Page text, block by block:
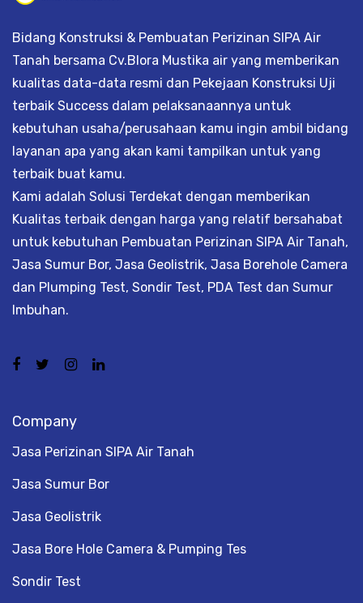
Bidang Konstruksi & Pembuatan Perizinan SIPA Air
Tanah bersama Cv.Blora Mustika air yang memberikan
kualitas data-data resmi dan Pekejaan Konstruksi Uji
terbaik Success dalam pelaksanaannya untuk
kebutuhan usaha/perusahaan kamu ingin ambil bidang
layanan apa yang akan kami tampilkan untuk yang
terbaik buat kamu.
Kami adalah Solusi Terdekat dengan memberikan
Kualitas terbaik dengan harga yang relatif bersahabat
untuk kebutuhan Pembuatan Perizinan SIPA Air Tanah,
Jasa Sumur Bor, Jasa Geolistrik, Jasa Borehole Camera
dan Plumping Test, Sondir Test, PDA Test dan Sumur
Imbuhan.
Company
Jasa Perizinan SIPA Air Tanah
Jasa Sumur Bor
Jasa Geolistrik
Jasa Bore Hole Camera & Pumping Tes
Sondir Test